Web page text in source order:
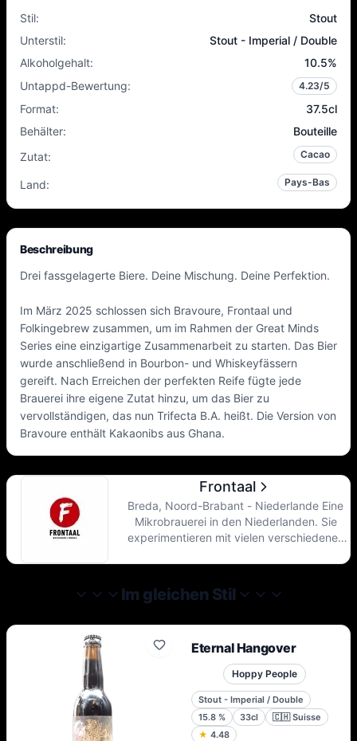
Stil:
Stout
Unterstil:
Stout - Imperial / Double
Alkoholgehalt: 10.5%
Untappd-Bewertung: 4.23/5
Format:
37.5cl
Behälter:
Bouteille
Zutat: Cacao
Land: Pays-Bas
Beschreibung
Drei fassgelagerte Biere. Deine Mischung. Deine Perfektion.
Im März 2025 schlossen sich Bravoure, Frontaal und
Folkingebrew zusammen, um im Rahmen der Great Minds
Series eine einzigartige Zusammenarbeit zu starten. Das Bier
wurde anschließend in Bourbon- und Whiskeyfässern
gereift. Nach Erreichen der perfekten Reife fügte jede
Brauerei ihre eigene Zutat hinzu, um das Bier zu
vervollständigen, das nun Trifecta B.A. heißt. Die Version von
Bravoure enthält Kakaonibs aus Ghana.
Frontaal
Breda, Noord-Brabant - Niederlande Eine
Mikrobrauerei in den Niederlanden. Sie
experimentieren mit vielen verschiedenen
gewohntes festes Biersortiment genießen
lassen.
Im gleichen Stil
Eternal Hangover
Hoppy People
Stout - Imperial / Double
15.8 % 33cl 🇨🇭 Suisse
★ 4.48